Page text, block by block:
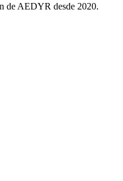
de AEDYR desde 2020.